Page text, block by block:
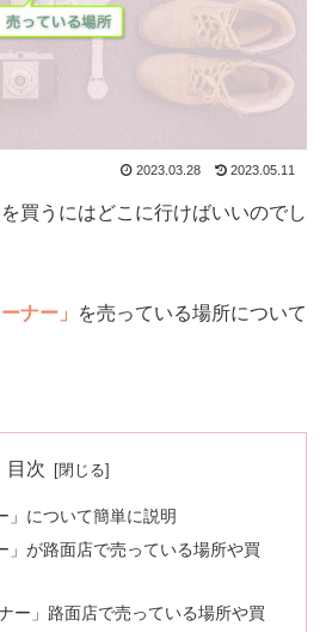
2023.03.28 2023.05.11
を買うにはどこに行けばいいのでし
ナー」
を売っている場所について
目次
」について簡単に説明
」が路面店で売っている場所や買
ー」路面店で売っている場所や買